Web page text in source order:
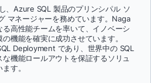
、Azure SQL 製品のプリンシパル ソ
マネージャーを務めています。Naga
高性能チームを率いて、イノベーシ
機能を確実に成功させています。
Deployment であり、世界中の SQL
機能ロールアウトを保証するソリュ
す。